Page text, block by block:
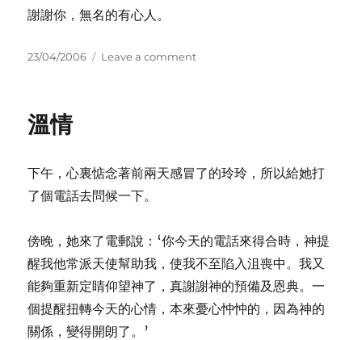
謝謝你，無名的有心人。
Posted
23/04/2006 Leave a commenton
溫情
下午，心裏惦念著前兩天感冒了的玲玲，所以給她打
了個電話去問候一下。
傍晚，她來了電郵說：‘你今天的電話來得合時，神提
醒我他常派天使幫助我，使我不至陷入沮喪中。我又
能夠重新定睛仰望神了，真謝謝神的預備及恩典。一
個提醒扭轉今天的心情，本來憂心忡忡的，因為神的
關係，變得開朗了。’